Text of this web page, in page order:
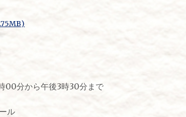
00分から午後3時30分まで
ル